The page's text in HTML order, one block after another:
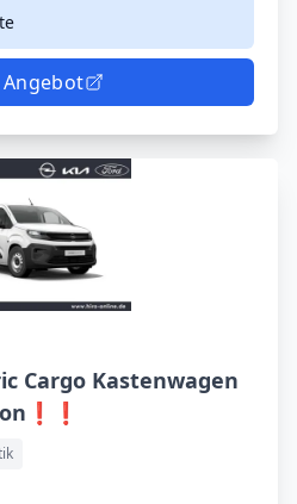
Cargo Kastenwagen